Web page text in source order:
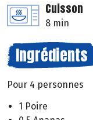
Cuisson
8 min
Ingrédients
Pour 4 personnes
1 Poire